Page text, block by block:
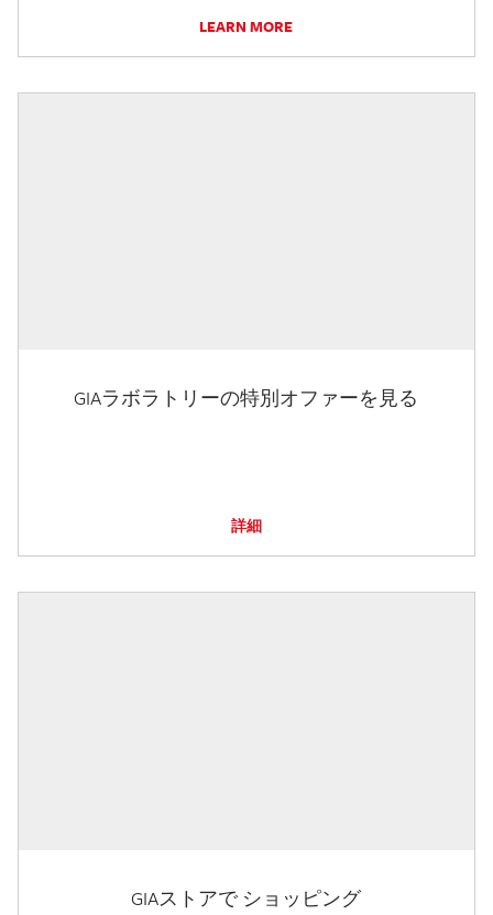
LEARN MORE
GIAラボラトリーの特別オファーを見る
詳細
GIAストアで ショッピング